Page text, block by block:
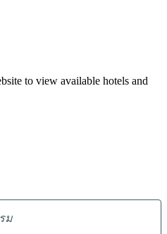
to view available hotels and
พบ